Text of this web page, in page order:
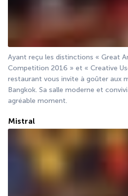
Ayant reçu les distinctions « Great
Competition 2016 » et « Creative
restaurant vous invite à goûter aux
Bangkok. Sa salle moderne et
agréable moment.
Mistral